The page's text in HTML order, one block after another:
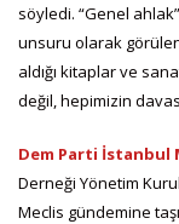
söyledi. “Genel
unsuru olarak
aldığı kitaplar ve
değil, hepimizin
Dem Parti İstanbul
Derneği Yönetim
Meclis gündemine